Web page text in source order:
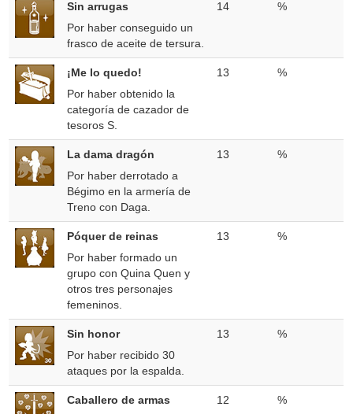
Sin arrugas
Por haber conseguido un
frasco de aceite de tersura.
14 %
¡Me lo quedo!
Por haber obtenido la
categoría de cazador de
tesoros S.
13 %
La dama dragón
Por haber derrotado a
Bégimo en la armería de
Treno con Daga.
13 %
Póquer de reinas
Por haber formado un
grupo con Quina Quen y
otros tres personajes
femeninos.
13 %
Sin honor
Por haber recibido 30
ataques por la espalda.
13 %
Caballero de armas
12 %